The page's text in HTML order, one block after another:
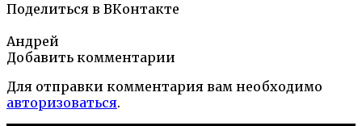
Поделиться в ВКонтакте
Андрей
Добавить комментарии
Для отправки комментария вам необходимо
авторизоваться.